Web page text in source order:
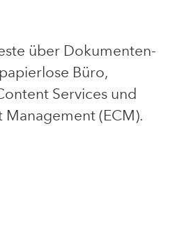
über Dokumenten-
Büro,
Services und
(ECM).